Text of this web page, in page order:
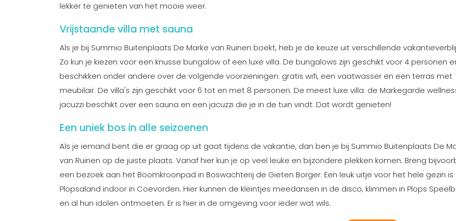
lekker te genieten van het mooie weer.
Vrijstaande villa met sauna
Als je bij Summio Buitenplaats De Marke van Ruinen boekt, heb je de keuze uit verschillende
Zo kun je kiezen voor een knusse bungalow of een luxe villa. De bungalows zijn geschikt voor 4 personen
beschikken onder andere over de volgende voorzieningen: gratis wifi, een vaatwasser en een terras met
meubilair. De villa's zijn geschikt voor 6 tot en met 8 personen. De meest luxe villa: de Markegarde
jacuzzi beschikt over een sauna en een jacuzzi die je in de tuin vindt. Dat wordt genieten!
Een uniek bos in alle seizoenen
Als je iemand bent die er graag op uit gaat tijdens de vakantie, dan ben je bij Summio Buitenplaats De
van Ruinen op de juiste plaats. Vanaf hier kun je op veel leuke en bijzondere plekken komen. Breng
een bezoek aan het Boomkroonpad in Boswachterij de Gieten Borger. Een leuk uitje voor het hele gezin is
Plopsaland indoor in Coevorden. Hier kunnen de kleintjes meedansen in de disco, klimmen in Plops
en al hun idolen ontmoeten. Er is hier in de omgeving voor ieder wat wils.